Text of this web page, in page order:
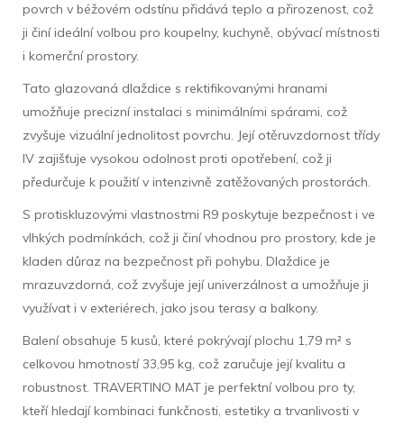
povrch v béžovém odstínu přidává teplo a přirozenost, což
ji činí ideální volbou pro koupelny, kuchyně, obývací místnosti
i komerční prostory.
Tato glazovaná dlaždice s rektifikovanými hranami
umožňuje precizní instalaci s minimálními spárami, což
zvyšuje vizuální jednolitost povrchu. Její otěruvzdornost třídy
IV zajišťuje vysokou odolnost proti opotřebení, což ji
předurčuje k použití v intenzivně zatěžovaných prostorách.
S protiskluzovými vlastnostmi R9 poskytuje bezpečnost i ve
vlhkých podmínkách, což ji činí vhodnou pro prostory, kde je
kladen důraz na bezpečnost při pohybu. Dlaždice je
mrazuvzdorná, což zvyšuje její univerzálnost a umožňuje ji
využívat i v exteriérech, jako jsou terasy a balkony.
Balení obsahuje 5 kusů, které pokrývají plochu 1,79 m² s
celkovou hmotností 33,95 kg, což zaručuje její kvalitu a
robustnost. TRAVERTINO MAT je perfektní volbou pro ty,
kteří hledají kombinaci funkčnosti, estetiky a trvanlivosti v